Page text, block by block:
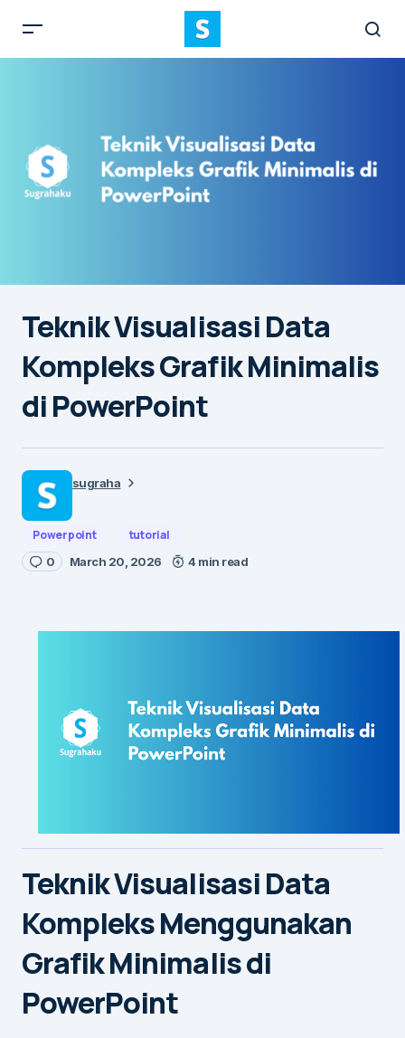
Teknik Visualisasi Data
Kompleks Grafik Minimalis
di PowerPoint
sugraha
Powerpoint tutorial
0 March 20, 2026 4 min read
Teknik Visualisasi Data
Kompleks Menggunakan
Grafik Minimalis di
PowerPoint